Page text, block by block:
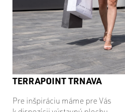
TERRAPOINT TRNAVA
Pre inšpiráciu máme pre Vás